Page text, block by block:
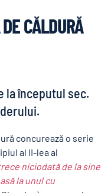
CĂLDURĂ
la începutul sec.
concurează o serie
al II-lea al
niciodată de la sine
la unul cu